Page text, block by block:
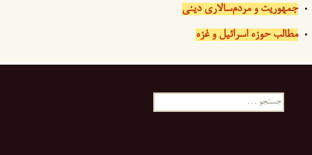
جمهوریت و مردم‌سالاری دینی
مطالب حوزه اسرائیل و غزه
جستجو